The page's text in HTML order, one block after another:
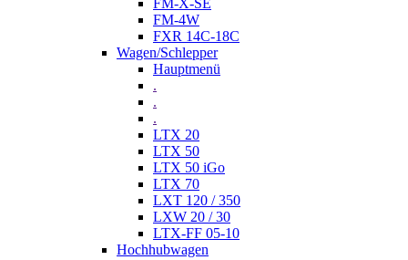
FM-X-SE
FM-4W
FXR 14C-18C
Wagen/Schlepper
Hauptmenü
.
.
.
LTX 20
LTX 50
LTX 50 iGo
LTX 70
LXT 120 / 350
LXW 20 / 30
LTX-FF 05-10
Hochhubwagen